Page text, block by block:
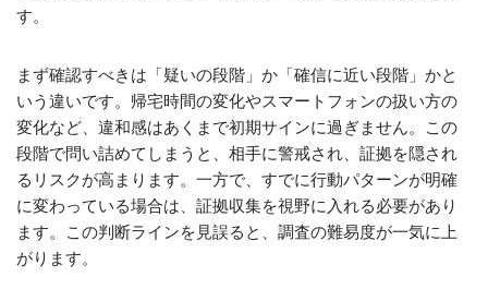
す。
まず確認すべきは「疑いの段階」か「確信に近い段階」かと
いう違いです。帰宅時間の変化やスマートフォンの扱い方の
変化など、違和感はあくまで初期サインに過ぎません。この
段階で問い詰めてしまうと、相手に警戒され、証拠を隠され
るリスクが高まります。一方で、すでに行動パターンが明確
に変わっている場合は、証拠収集を視野に入れる必要があり
ます。この判断ラインを見誤ると、調査の難易度が一気に上
がります。